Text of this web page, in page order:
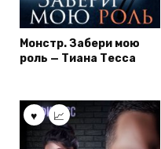
Монстр. Забери мою
роль — Тиана Тесса